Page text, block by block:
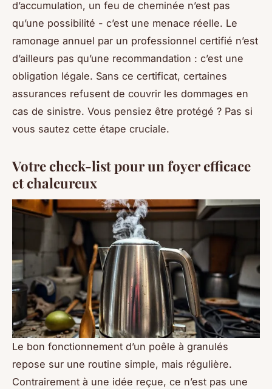
d’accumulation, un feu de cheminée n’est pas
qu’une possibilité - c’est une menace réelle. Le
ramonage annuel par un professionnel certifié n’est
d’ailleurs pas qu’une recommandation : c’est une
obligation légale. Sans ce certificat, certaines
assurances refusent de couvrir les dommages en
cas de sinistre. Vous pensiez être protégé ? Pas si
vous sautez cette étape cruciale.
Votre check-list pour un foyer efficace
et chaleureux
Le bon fonctionnement d’un poêle à granulés
repose sur une routine simple, mais régulière.
Contrairement à une idée reçue, ce n’est pas une